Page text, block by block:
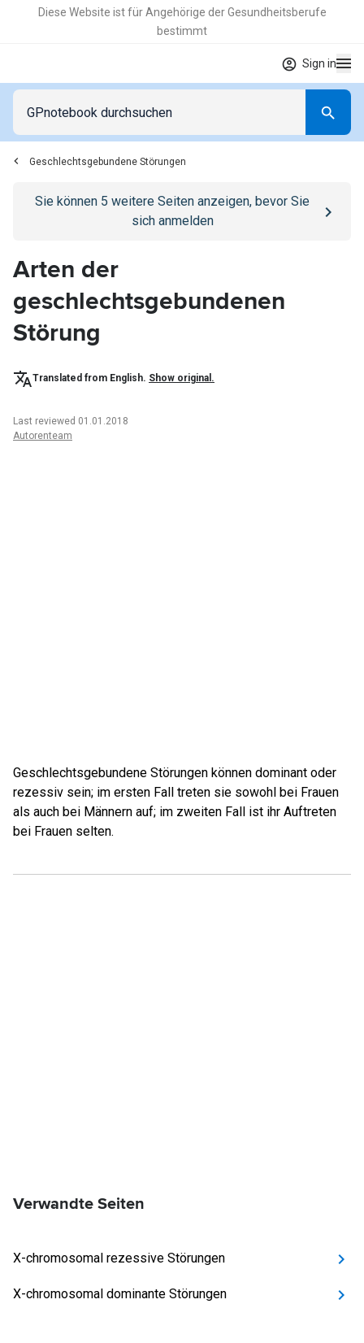
Diese Website ist für Angehörige der Gesundheitsberufe
bestimmt
Sign in
Geschlechtsgebundene Störungen
Go to/anmeldenpage
Sie können 5 weitere Seiten anzeigen, bevor Sie
sich anmelden
Arten der
geschlechtsgebundenen
Störung
Translated from English. Show original.
Last reviewed 01.01.2018
Autorenteam
Geschlechtsgebundene Störungen können dominant oder
rezessiv sein; im ersten Fall treten sie sowohl bei Frauen
als auch bei Männern auf; im zweiten Fall ist ihr Auftreten
bei Frauen selten.
Verwandte Seiten
X-chromosomal rezessive Störungen
X-chromosomal dominante Störungen